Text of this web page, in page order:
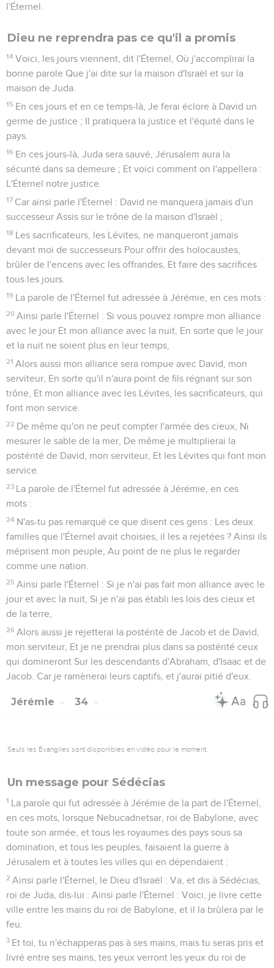
l'Éternel.
Dieu ne reprendra pas ce qu'il a promis
14 Voici, les jours viennent, dit l'Éternel, Où j'accomplirai la
bonne parole Que j'ai dite sur la maison d'Israël et sur la
maison de Juda.
15 En ces jours et en ce temps-là, Je ferai éclore à David un
germe de justice ; Il pratiquera la justice et l'équité dans le
pays.
16 En ces jours-là, Juda sera sauvé, Jérusalem aura la
sécurité dans sa demeure ; Et voici comment on l'appellera :
L'Éternel notre justice.
17 Car ainsi parle l'Éternel : David ne manquera jamais d'un
successeur Assis sur le trône de la maison d'Israël ;
18 Les sacrificateurs, les Lévites, ne manqueront jamais
devant moi de successeurs Pour offrir des holocaustes,
brûler de l'encens avec les offrandes, Et faire des sacrifices
tous les jours.
19 La parole de l'Éternel fut adressée à Jérémie, en ces mots :
20 Ainsi parle l'Éternel : Si vous pouvez rompre mon alliance
avec le jour Et mon alliance avec la nuit, En sorte que le jour
et la nuit ne soient plus en leur temps,
21 Alors aussi mon alliance sera rompue avec David, mon
serviteur, En sorte qu'il n'aura point de fils régnant sur son
trône, Et mon alliance avec les Lévites, les sacrificateurs, qui
font mon service.
22 De même qu'on ne peut compter l'armée des cieux, Ni
mesurer le sable de la mer, De même je multiplierai la
postérité de David, mon serviteur, Et les Lévites qui font mon
service.
23 La parole de l'Éternel fut adressée à Jérémie, en ces
mots :
24 N'as-tu pas remarqué ce que disent ces gens : Les deux
familles que l'Éternel avait choisies, il les a rejetées ? Ainsi ils
méprisent mon peuple, Au point de ne plus le regarder
comme une nation.
25 Ainsi parle l'Éternel : Si je n'ai pas fait mon alliance avec le
jour et avec la nuit, Si je n'ai pas établi les lois des cieux et
de la terre,
26 Alors aussi je rejetterai la postérité de Jacob et de David,
mon serviteur, Et je ne prendrai plus dans sa postérité ceux
qui domineront Sur les descendants d'Abraham, d'Isaac et de
Jacob. Car je ramènerai leurs captifs, et j'aurai pitié d'eux.
Jérémie 34
Seuls les Évangiles sont disponibles en vidéo pour le moment.
Un message pour Sédécias
1 La parole qui fut adressée à Jérémie de la part de l'Éternel,
en ces mots, lorsque Nebucadnetsar, roi de Babylone, avec
toute son armée, et tous les royaumes des pays sous sa
domination, et tous les peuples, faisaient la guerre à
Jérusalem et à toutes les villes qui en dépendaient :
2 Ainsi parle l'Éternel, le Dieu d'Israël : Va, et dis à Sédécias,
roi de Juda, dis-lui : Ainsi parle l'Éternel : Voici, je livre cette
ville entre les mains du roi de Babylone, et il la brûlera par le
feu.
3 Et toi, tu n'échapperas pas à ses mains, mais tu seras pris et
livré entre ses mains, tes yeux verront les yeux du roi de